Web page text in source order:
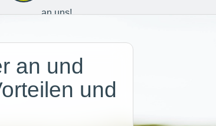
an uns!
an und
und